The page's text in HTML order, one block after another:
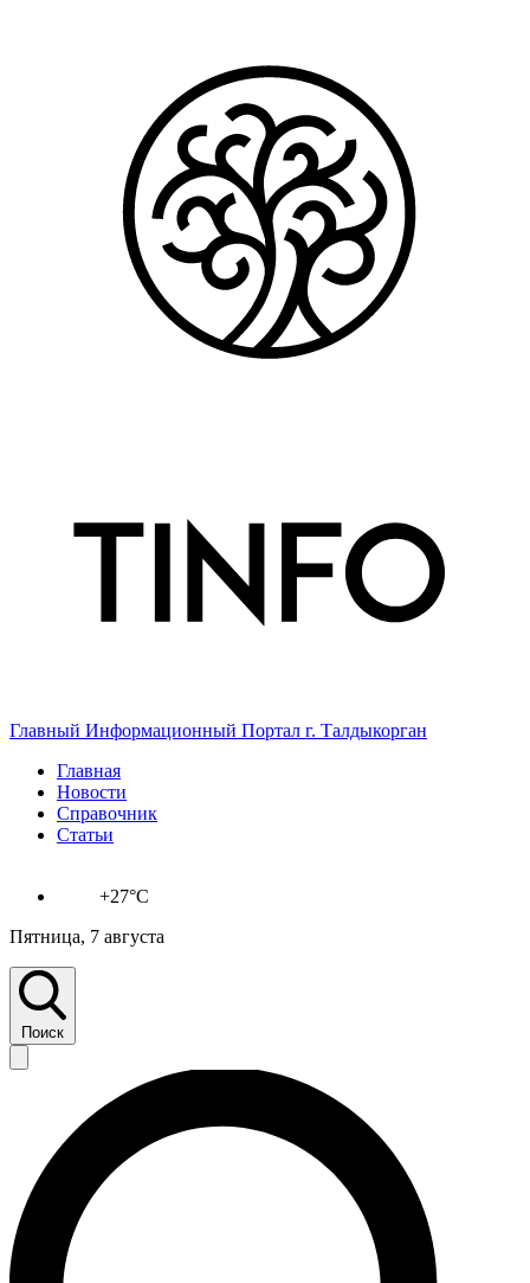
Главный Информационный Портал г. Талдыкорган
Главная
Новости
Справочник
Статьи
+27°C
Пятница, 7 августа
Поиск